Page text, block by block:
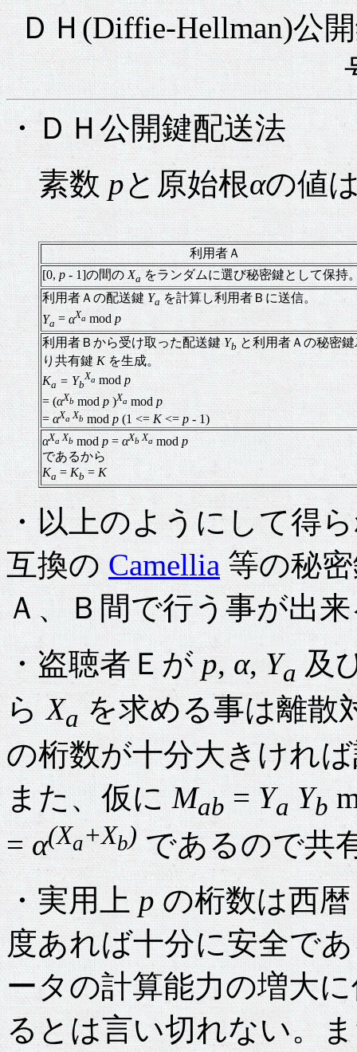
ＤＨ(Diffie-Hellman)公
・ＤＨ公開鍵配送法
素数 pと原始根αの値
利用者Ａ
[0, p - 1]の間の Xa をランダムに選び秘密鍵として保持
利用者Ａの配送鍵 Ya を計算し利用者Ｂに送信。
Ya = αXa mod p
利用者Ｂから受け取った配送鍵 Yb と利用者Ａの秘密鍵
り共有鍵 Kを生成。
Ka = Yb
Xa mod p
= (αXb mod p )Xa mod p
= αXa Xb mod p (1 <= K<= p - 1)
αXa Xb mod p = αXbXa mod p
であるから
Ka = Kb = K
・以上のようにして得
互換の Camellia 等の秘
Ａ、Ｂ間で行う事が出
・盗聴者Ｅが p, α, Ya 及
らXaを求める事は離散
の桁数が十分大きけれ
また、仮にMab = Ya Yb
= α(Xa+Xb) であるので共
・実用上 p の桁数は西暦
度あれば十分に安全で
ータの計算能力の増大
るとは言い切れない。